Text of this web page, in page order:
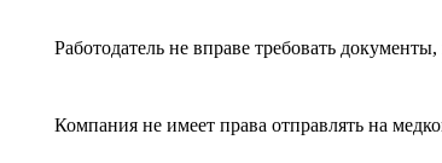
Работодатель не вправе требовать
Компания не имеет права отправлять на